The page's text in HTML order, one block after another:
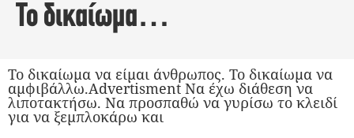
Το δικαίωμα…
Το δικαίωμα να είμαι άνθρωπος. Το δικαίωμα να
αμφιβάλλω.Advertisment Να έχω διάθεση να
λιποτακτήσω. Να προσπαθώ να γυρίσω το κλειδί
για να ξεμπλοκάρω και